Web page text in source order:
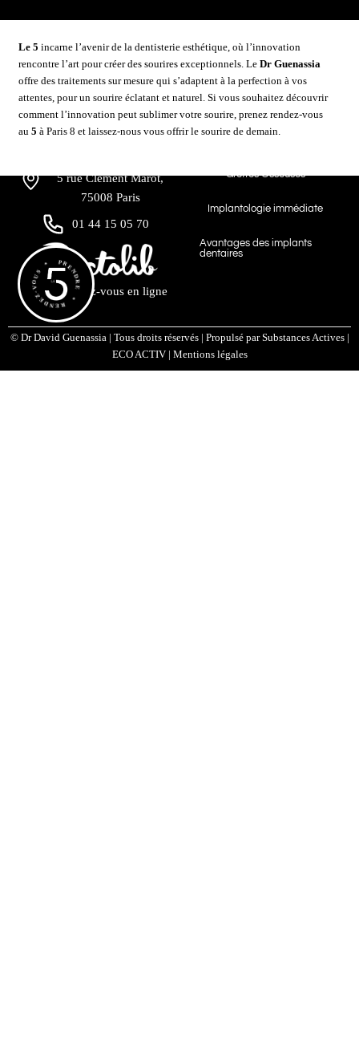
Le 5 incarne l’avenir de la dentisterie esthétique, où l’innovation
rencontre l’art pour créer des sourires exceptionnels. Le Dr Guenassia
offre des traitements sur mesure qui s’adaptent à la perfection à vos
attentes, pour un sourire éclatant et naturel. Si vous souhaitez découvrir
comment l’innovation peut sublimer votre sourire, prenez rendez-vous
au 5 à Paris 8 et laissez-nous vous offrir le sourire de demain.
PARIS 08
Informations pratiques
Le cabinet est ouvert
du lundi au vendredi de
5 rue Clément Marot,
75008 Paris
01 44 15 05 70
Prendre rendez-vous en ligne
Implantologie &
Greffes
Greffes Osseuses
Implantologie immédiate
Avantages des implants
dentaires
© Dr David Guenassia| Tous droits réservés | Propulsé parSubstances Actives|
ECO ACTIV| Mentions légales
PRENDRE * RENDEZ-VOUS *